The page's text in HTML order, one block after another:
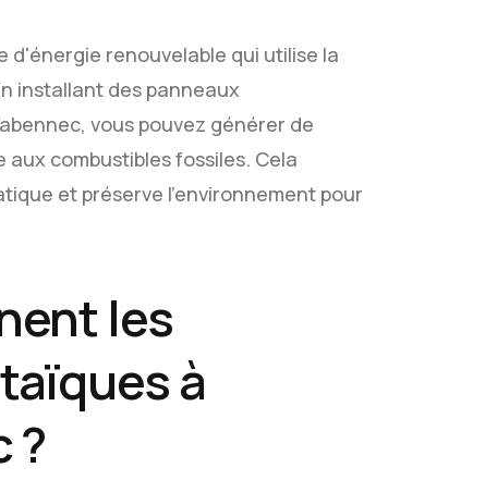
d'énergie renouvelable qui utilise la
installant des panneaux
vous pouvez générer de
combustibles fossiles. Cela
et préserve l'environnement pour
les
à
?